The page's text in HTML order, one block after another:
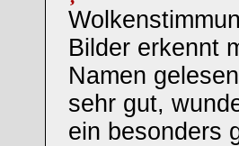
Bilder erkennt
Namen
sehr gut,
ein besonders